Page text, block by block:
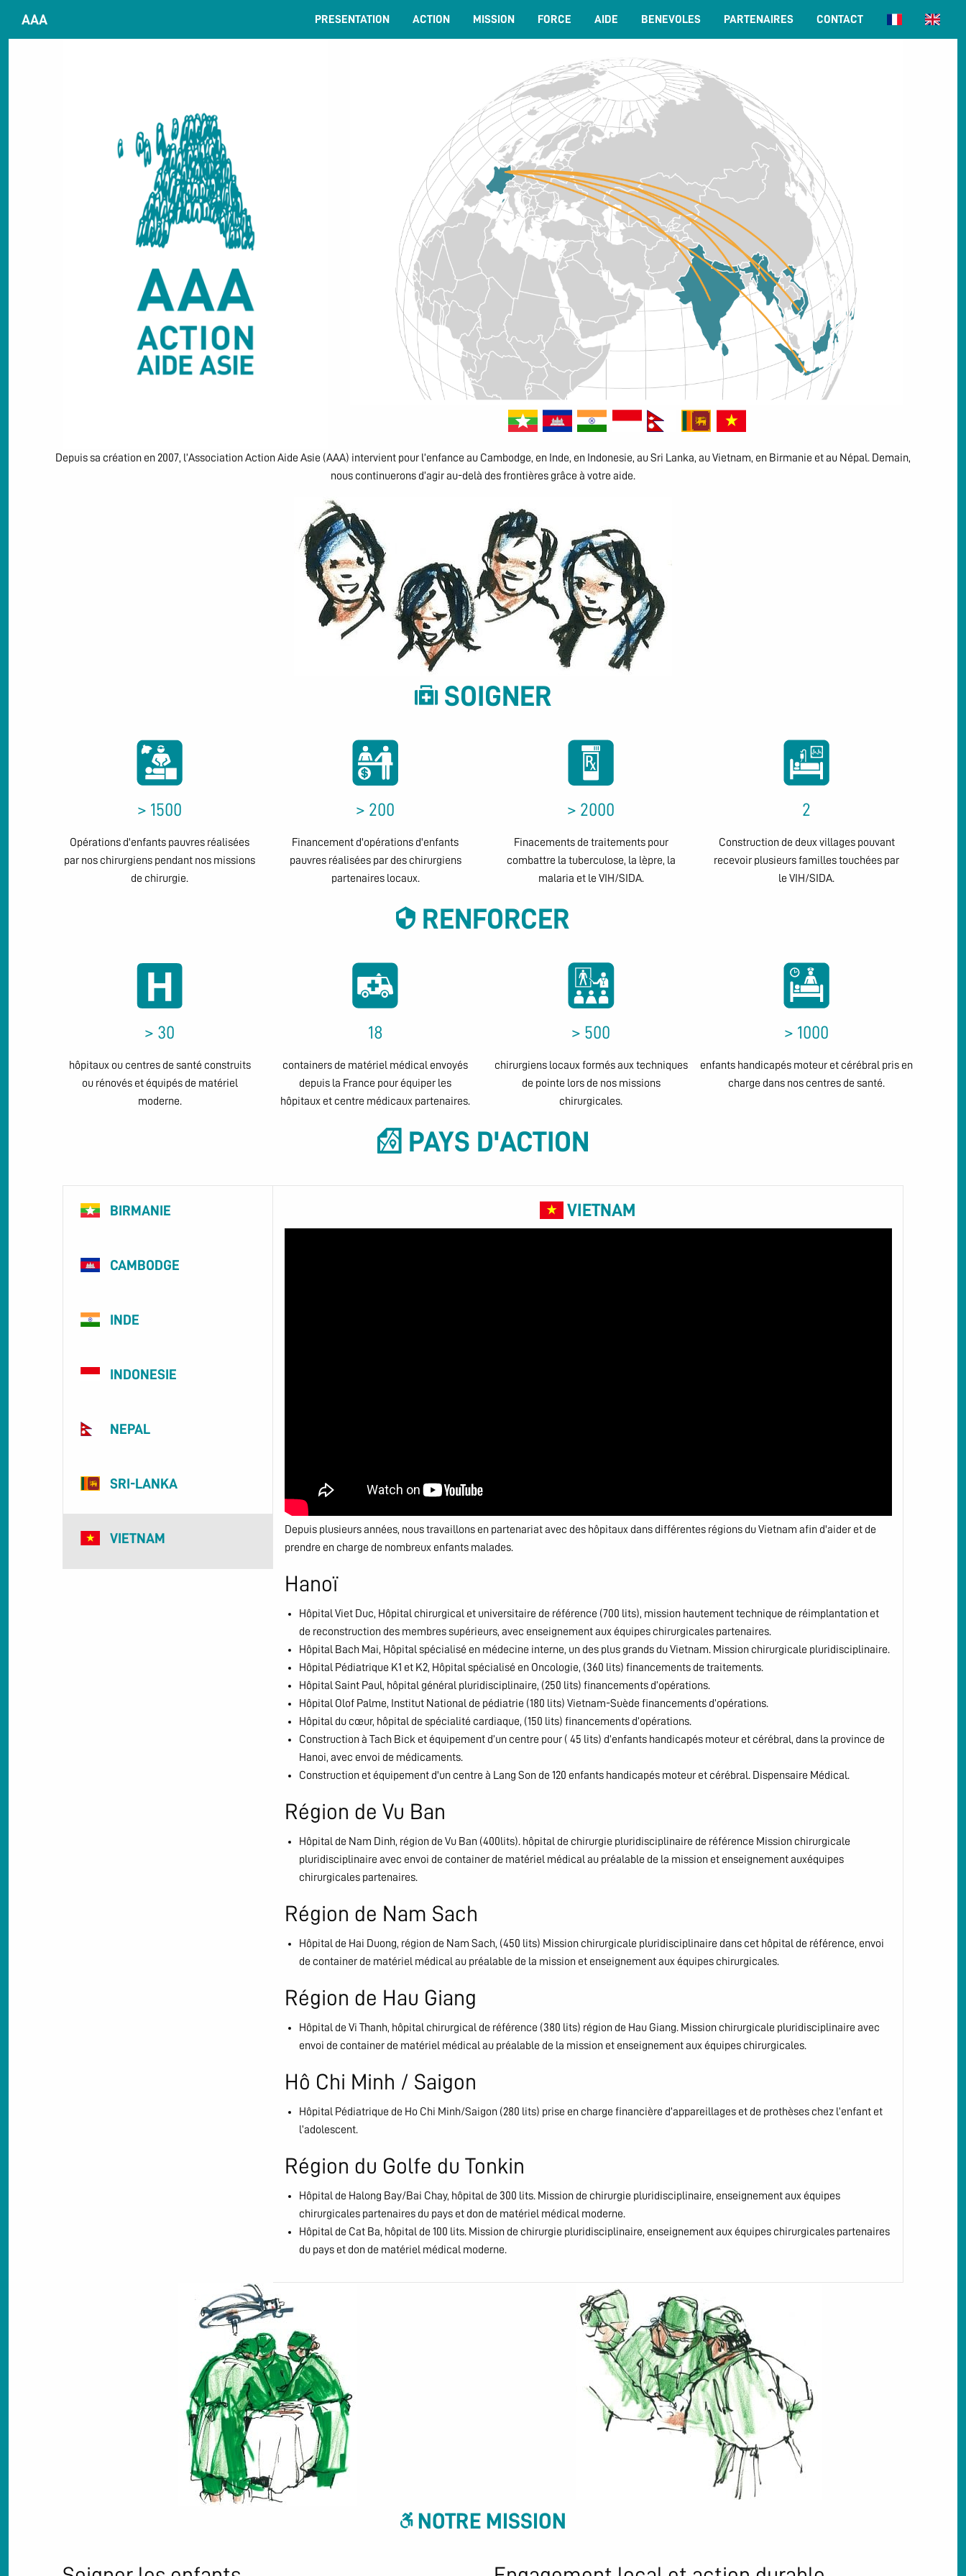
AAA PRESENTATION ACTION MISSION FORCE AIDE BENEVOLES PARTENAIRES CONTACT
Depuis sa création en 2007, l’Association Action Aide Asie (AAA) intervient pour l’enfance au Cambodge, en Inde, en Indonesie, au Sri Lanka, au Vietnam, en Birmanie et au Népal. Demain,
nous continuerons d’agir au-delà des frontières grâce à votre aide.
SOIGNER
> 1500
Opérations d'enfants pauvres réalisées
par nos chirurgiens pendant nos missions
de chirurgie.
> 200
Financement d'opérations d'enfants
pauvres réalisées par des chirurgiens
partenaires locaux.
> 2000
Finacements de traitements pour
combattre la tuberculose, la lèpre, la
malaria et le VIH/SIDA.
2
Construction de deux villages pouvant
recevoir plusieurs familles touchées par
le VIH/SIDA.
RENFORCER
> 30
hôpitaux ou centres de santé construits
ou rénovés et équipés de matériel
moderne.
18
containers de matériel médical envoyés
depuis la France pour équiper les
hôpitaux et centre médicaux partenaires.
> 500
chirurgiens locaux formés aux techniques
de pointe lors de nos missions
chirurgicales.
> 1000
enfants handicapés moteur et cérébral pris en
charge dans nos centres de santé.
PAYS D'ACTION
BIRMANIE
CAMBODGE
INDE
INDONESIE
NEPAL
SRI-LANKA
VIETNAM
VIETNAM
Depuis plusieurs années, nous travaillons en partenariat avec des hôpitaux dans différentes régions du Vietnam afin d'aider et de
prendre en charge de nombreux enfants malades.
Hanoï
Hôpital Viet Duc, Hôpital chirurgical et universitaire de référence (700 lits), mission hautement technique de réimplantation et
de reconstruction des membres supérieurs, avec enseignement aux équipes chirurgicales partenaires.
Hôpital Bach Mai, Hôpital spécialisé en médecine interne, un des plus grands du Vietnam. Mission chirurgicale pluridisciplinaire.
Hôpital Pédiatrique K1 et K2, Hôpital spécialisé en Oncologie, (360 lits) financements de traitements.
Hôpital Saint Paul, hôpital général pluridisciplinaire, (250 lits) financements d’opérations.
Hôpital Olof Palme, Institut National de pédiatrie (180 lits) Vietnam-Suède financements d’opérations.
Hôpital du cœur, hôpital de spécialité cardiaque, (150 lits) financements d’opérations.
Construction à Tach Bick et équipement d’un centre pour ( 45 lits) d’enfants handicapés moteur et cérébral, dans la province de
Hanoi, avec envoi de médicaments.
Construction et équipement d'un centre à Lang Son de 120 enfants handicapés moteur et cérébral. Dispensaire Médical.
Région de Vu Ban
Hôpital de Nam Dinh, région de Vu Ban (400lits). hôpital de chirurgie pluridisciplinaire de référence Mission chirurgicale
pluridisciplinaire avec envoi de container de matériel médical au préalable de la mission et enseignement auxéquipes
chirurgicales partenaires.
Région de Nam Sach
Hôpital de Hai Duong, région de Nam Sach, (450 lits) Mission chirurgicale pluridisciplinaire dans cet hôpital de référence, envoi
de container de matériel médical au préalable de la mission et enseignement aux équipes chirurgicales.
Région de Hau Giang
Hôpital de Vi Thanh, hôpital chirurgical de référence (380 lits) région de Hau Giang. Mission chirurgicale pluridisciplinaire avec
envoi de container de matériel médical au préalable de la mission et enseignement aux équipes chirurgicales.
Hô Chi Minh / Saigon
Hôpital Pédiatrique de Ho Chi Minh/Saigon (280 lits) prise en charge financière d’appareillages et de prothèses chez l’enfant et
l’adolescent.
Région du Golfe du Tonkin
Hôpital de Halong Bay/Bai Chay, hôpital de 300 lits. Mission de chirurgie pluridisciplinaire, enseignement aux équipes
chirurgicales partenaires du pays et don de matériel médical moderne.
Hôpital de Cat Ba, hôpital de 100 lits. Mission de chirurgie pluridisciplinaire, enseignement aux équipes chirurgicales partenaires
du pays et don de matériel médical moderne.
NOTRE MISSION